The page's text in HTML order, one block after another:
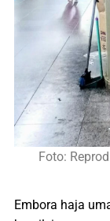
Foto:
Embora haja